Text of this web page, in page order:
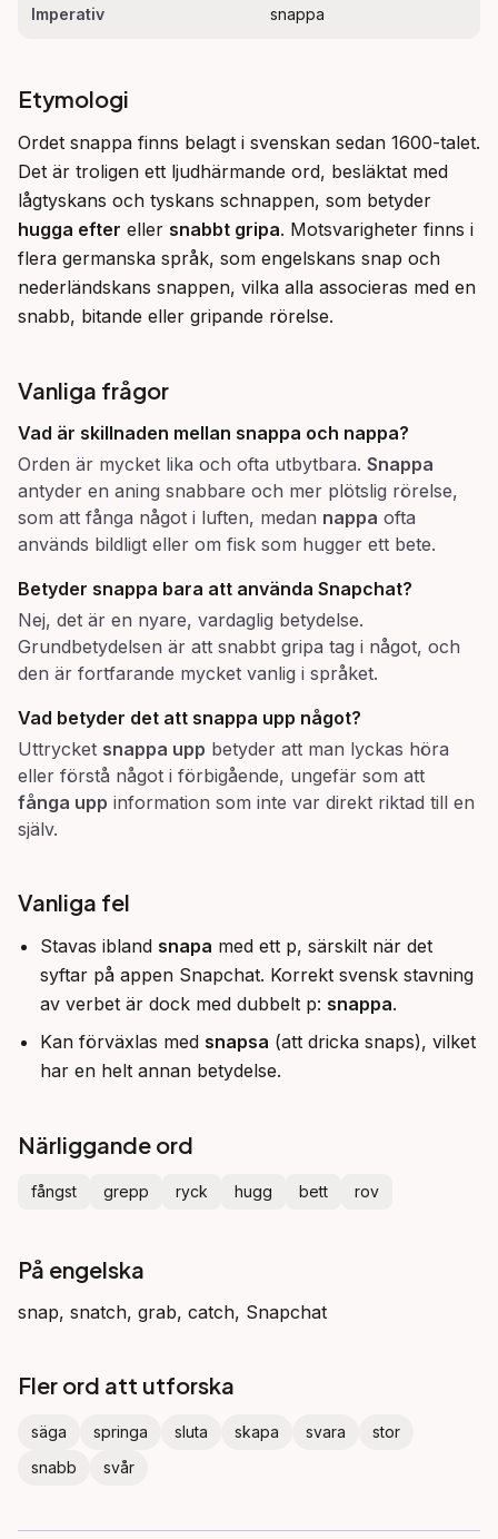
Imperativ snappa
Etymologi
Ordet snappa finns belagt i svenskan sedan 1600-talet.
Det är troligen ett ljudhärmande ord, besläktat med
hugga efter eller snabbt gripa. Motsvarigheter finns i
flera germanska språk, som engelskans snap och
nederländskans snappen, vilka alla associeras med en
snabb, bitande eller gripande rörelse.
Vanliga frågor
Vad är skillnaden mellan snappa och nappa?
Orden är mycket lika och ofta utbytbara. Snappa
antyder en aning snabbare och mer plötslig rörelse,
som att fånga något i luften, medan nappa ofta
används bildligt eller om fisk som hugger ett bete.
Betyder snappa bara att använda Snapchat?
Nej, det är en nyare, vardaglig betydelse.
Grundbetydelsen är att snabbt gripa tag i något, och
den är fortfarande mycket vanlig i språket.
Vad betyder det att snappa upp något?
Uttrycket snappa upp betyder att man lyckas höra
eller förstå något i förbigående, ungefär som att
fånga upp information som inte var direkt riktad till en
själv.
Vanliga fel
Stavas ibland snapa med ett p, särskilt när det
syftar på appen Snapchat. Korrekt svensk stavning
av verbet är dock med dubbelt p: snappa.
Kan förväxlas med snapsa (att dricka snaps), vilket
har en helt annan betydelse.
Närliggande ord
fångst grepp ryck hugg bett rov
På engelska
snap, snatch, grab, catch, Snapchat
Fler ord att utforska
säga springa sluta skapa svara
stor
snabb
svår